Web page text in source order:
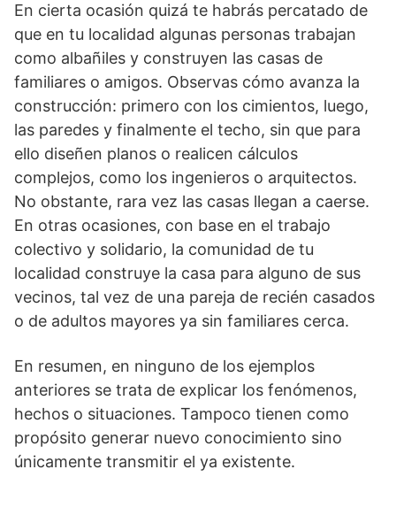
En cierta ocasión quizá te habrás percatado de
que en tu localidad algunas personas trabajan
como albañiles y construyen las casas de
familiares o amigos. Observas cómo avanza la
construcción: primero con los cimientos, luego,
las paredes y finalmente el techo, sin que para
ello diseñen planos o realicen cálculos
complejos, como los ingenieros o arquitectos.
No obstante, rara vez las casas llegan a caerse.
En otras ocasiones, con base en el trabajo
colectivo y solidario, la comunidad de tu
localidad construye la casa para alguno de sus
vecinos, tal vez de una pareja de recién casados
o de adultos mayores ya sin familiares cerca.
En resumen, en ninguno de los ejemplos
anteriores se trata de explicar los fenómenos,
hechos o situaciones. Tampoco tienen como
propósito generar nuevo conocimiento sino
únicamente transmitir el ya existente.